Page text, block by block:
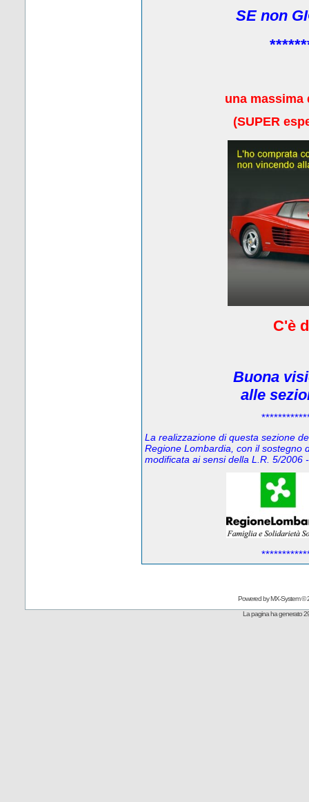
SE non
una massima
(SUPER
C'è
Buona
alle
La realizzazione di questa sezione
Regione Lombardia, con il sostegno
modificata ai sensi della L.R. 5/2006
Powered byMX-System©
La pagina ha generato